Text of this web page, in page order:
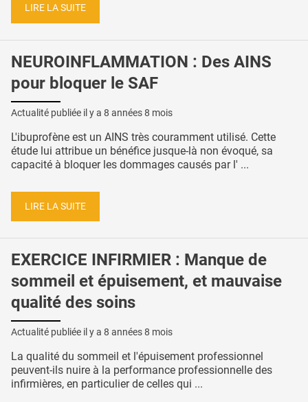
LIRE LA SUITE
NEUROINFLAMMATION : Des AINS
pour bloquer le SAF
Actualité publiée il y a 8 années 8 mois
L'ibuprofène est un AINS très couramment utilisé. Cette
étude lui attribue un bénéfice jusque-là non évoqué, sa
capacité à bloquer les dommages causés par l' ...
LIRE LA SUITE
EXERCICE INFIRMIER : Manque de
sommeil et épuisement, et mauvaise
qualité des soins
Actualité publiée il y a 8 années 8 mois
La qualité du sommeil et l'épuisement professionnel
peuvent-ils nuire à la performance professionnelle des
infirmières, en particulier de celles qui ...